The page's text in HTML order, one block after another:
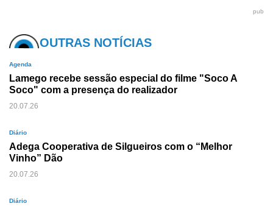
pub
OUTRAS NOTÍCIAS
Agenda
Lamego recebe sessão especial do filme "Soco A
Soco" com a presença do realizador
20.07.26
Diário
Adega Cooperativa de Silgueiros com o “Melhor
Vinho” Dão
20.07.26
Diário